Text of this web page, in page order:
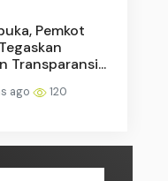
Pemkot
Transparansi...
ago 120